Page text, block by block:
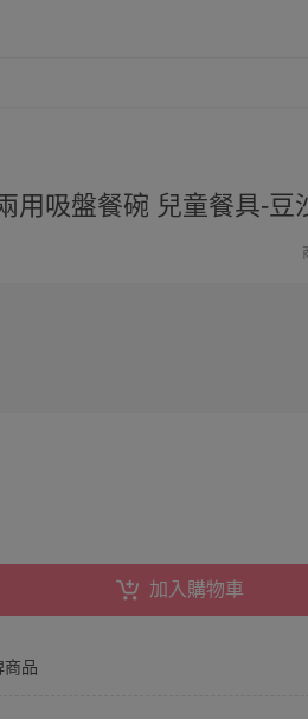
用吸盤餐碗 兒童餐具-豆
加入購物車
商品